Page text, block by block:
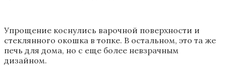
Упрощение коснулись варочной поверхности и
стеклянного окошка в топке. В остальном, это та же
печь для дома, но с еще более невзрачным
дизайном.